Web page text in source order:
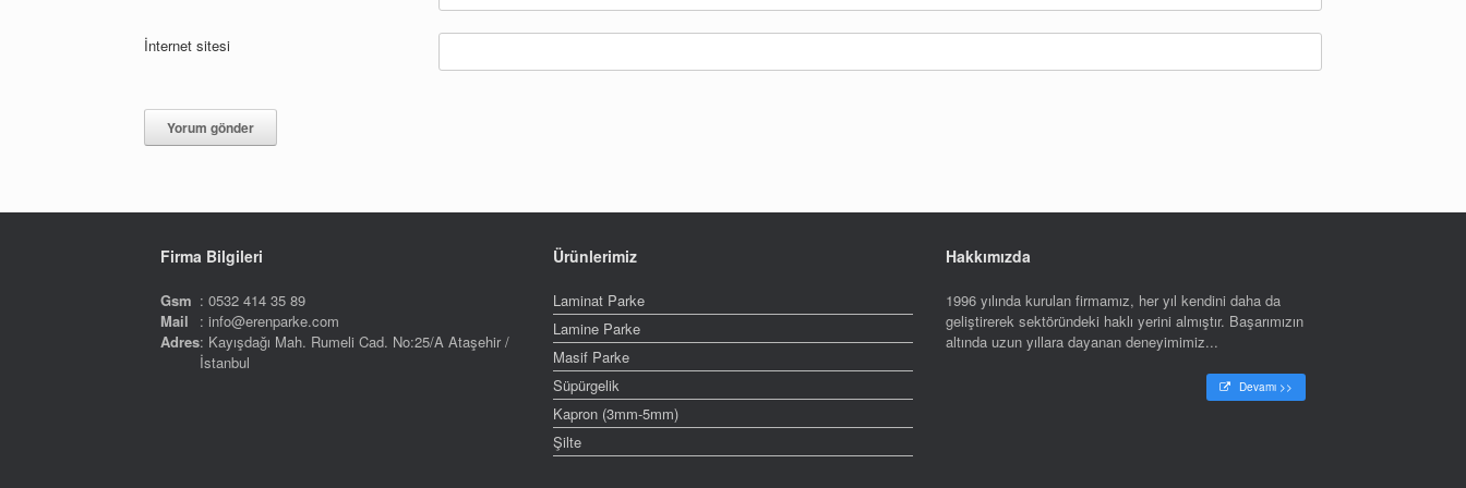
İnternet sitesi
Firma Bilgileri
Gsm : 0532 414 35 89
Mail
: info@erenparke.com
Adres: Kayışdağı Mah. Rumeli Cad. No:25/A Ataşehir /
İstanbul
Ürünlerimiz
Laminat Parke
Lamine Parke
Masif Parke
Süpürgelik
Kapron (3mm-5mm)
Şilte
Hakkımızda
1996 yılında kurulan firmamız, her yıl kendini daha da
geliştirerek sektöründeki haklı yerini almıştır. Başarımızın
altında uzun yıllara dayanan deneyimimiz...
Devamı >>